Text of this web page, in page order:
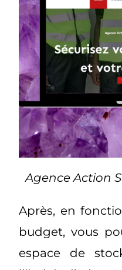
Agence Action
Après, en
budget, vous
espace de